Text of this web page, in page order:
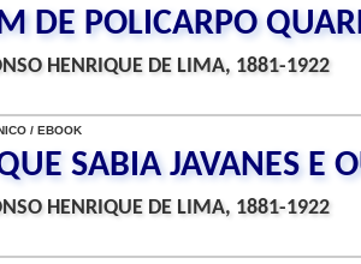
DE POLICARPO
HENRIQUE DE LIMA, 1881-1922
/ EBOOK
SABIA JAVANES E
HENRIQUE DE LIMA, 1881-1922